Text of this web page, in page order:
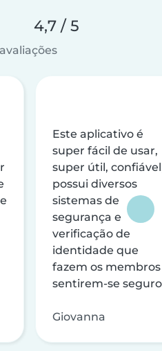
4,7 / 5
Este aplicativo é
super fácil de usar,
super útil,
possui diversos
sistemas de
segurança e
verificação de
identidade que
fazem os membros
sentirem-se
Giovanna